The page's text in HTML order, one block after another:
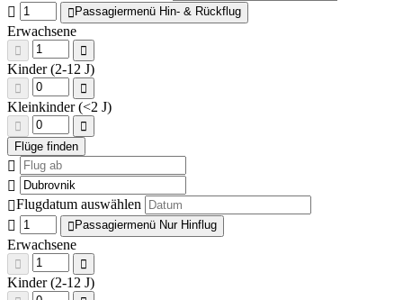
Passagiermenü Hin- & Rückflug
Erwachsene
Kinder (2-12 J)
Kleinkinder (<2 J)
Flugdatum auswählen
Passagiermenü Nur Hinflug
Erwachsene
Kinder (2-12 J)